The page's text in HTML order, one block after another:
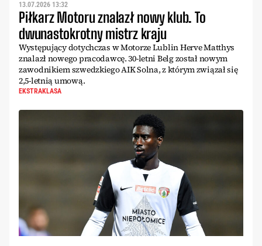
13.07.2026 13:32
Piłkarz Motoru znalazł nowy klub. To
dwunastokrotny mistrz kraju
Występujący dotychczas w Motorze Lublin Herve Matthys
znalazł nowego pracodawcę. 30-letni Belg został nowym
zawodnikiem szwedzkiego AIK Solna, z którym związał się
2,5-letnią umową.
EKSTRAKLASA